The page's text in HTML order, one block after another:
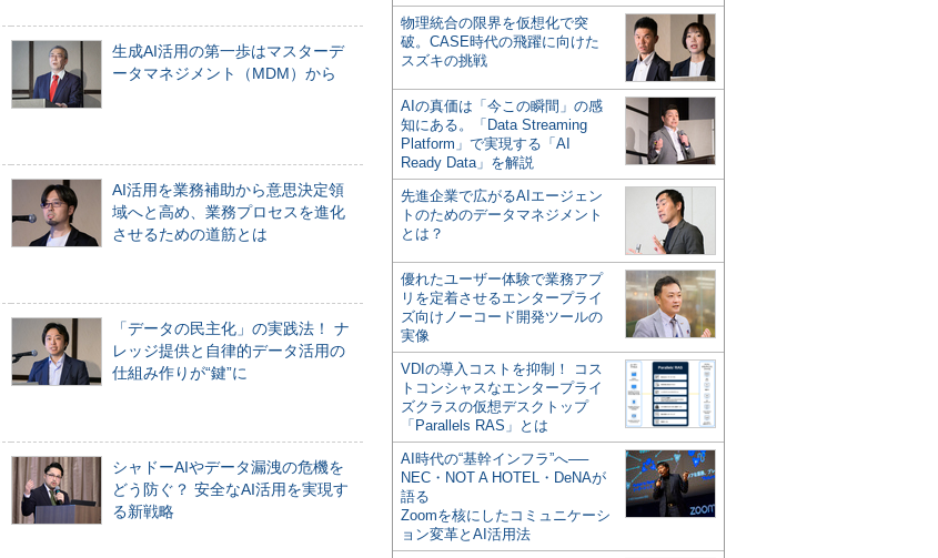
生成AI活用の第一歩はマスターデ
ータマネジメント（MDM）から
AI活用を業務補助から意思決定領
域へと高め、業務プロセスを進化
させるための道筋とは
「データの民主化」の実践法！ ナ
レッジ提供と自律的データ活用の
仕組み作りが“鍵”に
シャドーAIやデータ漏洩の危機を
どう防ぐ？ 安全なAI活用を実現す
る新戦略
物理統合の限界を仮想化で突
破。CASE時代の飛躍に向けた
スズキの挑戦
AIの真価は「今この瞬間」の感
知にある。「Data Streaming
Platform」で実現する「AI
Ready Data」を解説
先進企業で広がるAIエージェン
トのためのデータマネジメント
とは？
優れたユーザー体験で業務アプ
リを定着させるエンタープライ
ズ向けノーコード開発ツールの
実像
VDIの導入コストを抑制！ コス
トコンシャスなエンタープライ
ズクラスの仮想デスクトップ
「Parallels RAS」とは
AI時代の“基幹インフラ”へ──
NEC・NOT A HOTEL・DeNAが
語る
Zoomを核にしたコミュニケーシ
ョン変革とAI活用法